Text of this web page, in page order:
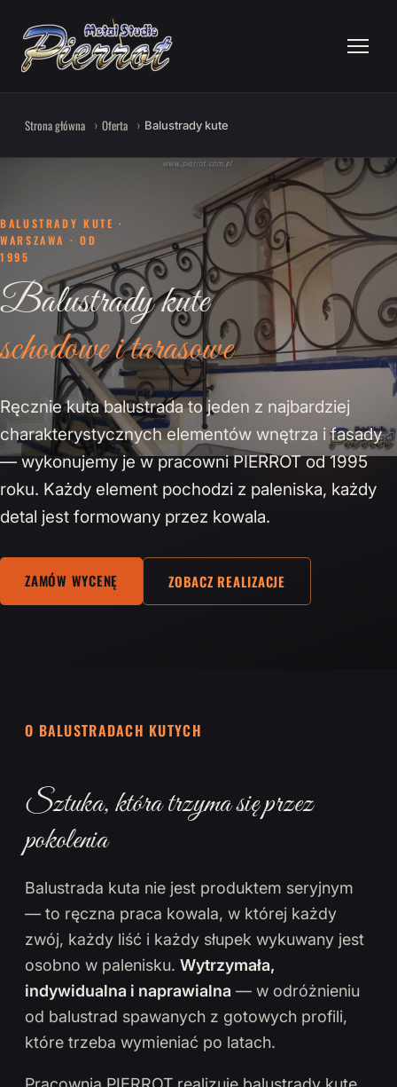
Strona główna Oferta Balustrady kute
BALUSTRADY KUTE ·
WARSZAWA · OD
1995
Balustrady kute
schodowe i tarasowe
Ręcznie kuta balustrada to jeden z najbardziej
charakterystycznych elementów wnętrza i fasady
— wykonujemy je w pracowni PIERROT od 1995
roku. Każdy element pochodzi z paleniska, każdy
detal jest formowany przez kowala.
ZAMÓW WYCENĘ ZOBACZ REALIZACJE
O BALUSTRADACH KUTYCH
Sztuka, która trzyma się przez
pokolenia
Balustrada kuta nie jest produktem seryjnym
— to ręczna praca kowala, w której każdy
zwój, każdy liść i każdy słupek wykuwany jest
osobno w palenisku. Wytrzymała,
indywidualna i naprawialna — w odróżnieniu
od balustrad spawanych z gotowych profili,
które trzeba wymieniać po latach.